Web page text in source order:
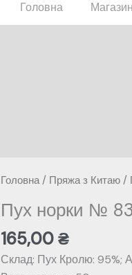
Головна Магазин
Головна/ Пряжа з Китаю/
Пух норки №
165,00₴
Склад: Пух Кролю: 95%;